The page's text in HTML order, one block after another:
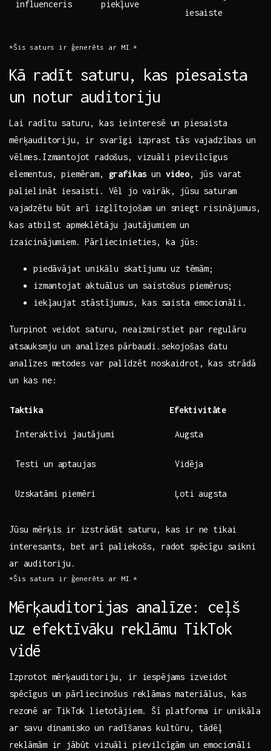
influenceris piekļuve
iesaiste
*Šis saturs ir ģenerēts ar MI.*
Kā radīt saturu,⁣ kas piesaista
un notur auditoriju
Lai radītu saturu, kas ieinteresē un ⁤piesaista
mērķauditoriju, ir svarīgi izprast tās ​vajadzības un
vēlmes.Izmantojot radošus, ​vizuāli pievilcīgus
elementus, piemēram, grafikas un video, jūs ‌varat
palielināt iesaisti. Vēl​ jo vairāk, jūsu saturam
vajadzētu būt arī izglītojošam un sniegt risinājumus,
kas atbilst apmeklētāju jautājumiem ‌un
izaicinājumiem. Pārliecinieties, ka jūs:
piedāvājat ⁢unikālu skatījumu uz tēmām;
izmantojat aktuālus un saistošus piemērus;
iekļaujat stāstījumus, kas⁤ saista emocionāli.
Turpinot veidot saturu, neaizmirstiet par regulāru
atsauksmju un analīzes pārbaudi.sekojošas datu
analīzes metodes var palīdzēt noskaidrot, kas strādā ​
un kas ne:
Taktika Efektivitāte
Interaktīvi jautājumi Augsta
Testi un aptaujas Vidēja
Uzskatāmi piemēri Ļoti augsta
Jūsu mērķis ir izstrādāt saturu, kas ir ne tikai
interesants, bet arī paliekošs, radot spēcīgu saikni
ar auditoriju.
*Šis saturs ir ģenerēts ar MI.*
Mērķauditorijas analīze: ceļš
uz efektīvāku reklāmu TikTok
vidē
Izprotot mērķauditoriju, ir iespējams izveidot‌
spēcīgus un ⁢pārliecinošus reklāmas materiālus, kas
rezonē ar ⁤TikTok lietotājiem. Šī platforma​ ir unikāla
ar savu dinamisko ⁤un radīšanas kultūru,⁤ tādēļ
reklāmām ir jābūt vizuāli pievilcīgām un emocionāli